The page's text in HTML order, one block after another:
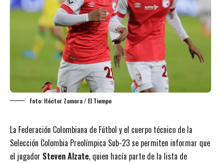
Foto: Héctor Zamora / El Tiempo
La Federación Colombiana de Fútbol y el cuerpo técnico de la
Selección Colombia Preolímpica Sub-23 se permiten informar que
el jugador Steven Alzate, quien hacía parte de la lista de